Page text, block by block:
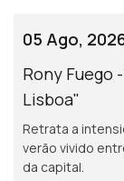
05 Ago,
Rony Fuego
Lisboa"
Retrata a
verão vivido
da capital.